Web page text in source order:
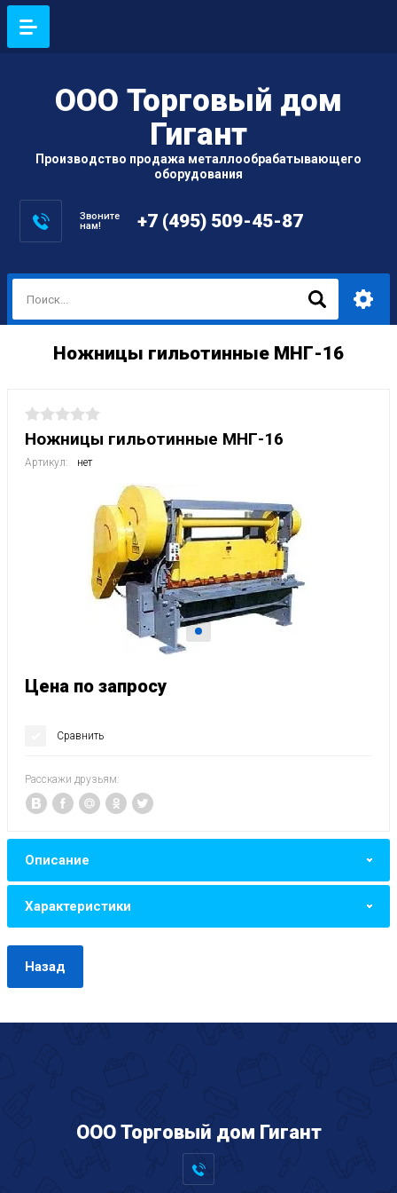
ООО Торговый дом
Гигант
Производство продажа металлообрабатывающего
оборудования
Звоните
нам!
+7 (495) 509-45-87
Ножницы гильотинные МНГ-16
Ножницы гильотинные МНГ-16
Артикул: нет
Цена по запросу
Сравнить
Расскажи друзьям:
Описание
Характеристики
Назад
ООО Торговый дом Гигант